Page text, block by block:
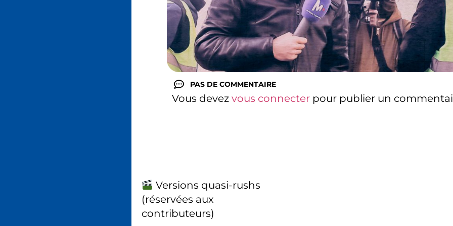
PAS DE COMMENTAIRE
Vous devez vous connecter pour publier un
Versions quasi-rushs
(réservées aux
contributeurs)